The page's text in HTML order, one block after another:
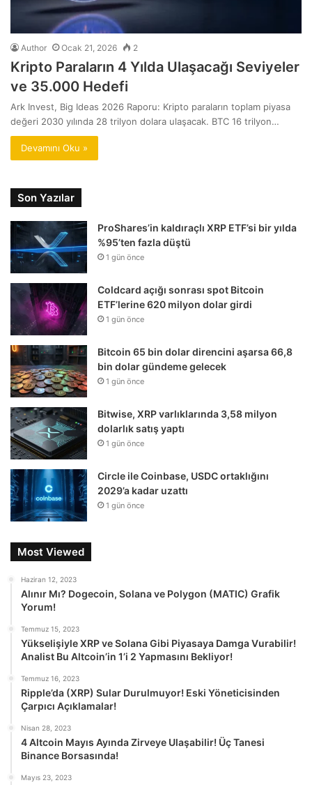
Author Ocak 21, 2026 2
Kripto Paraların 4 Yılda Ulaşacağı Seviyeler
ve 35.000 Hedefi
Ark Invest, Big Ideas 2026 Raporu: Kripto paraların toplam piyasa
değeri 2030 yılında 28 trilyon dolara ulaşacak. BTC 16 trilyon…
Devamını Oku »
Son Yazılar
ProShares’in kaldıraçlı XRP ETF’si bir yılda
%95’ten fazla düştü
1 gün önce
Coldcard açığı sonrası spot Bitcoin
ETF’lerine 620 milyon dolar girdi
1 gün önce
Bitcoin 65 bin dolar direncini aşarsa 66,8
bin dolar gündeme gelecek
1 gün önce
Bitwise, XRP varlıklarında 3,58 milyon
dolarlık satış yaptı
1 gün önce
Circle ile Coinbase, USDC ortaklığını
2029’a kadar uzattı
1 gün önce
Most Viewed
Haziran 12, 2023
Alınır Mı? Dogecoin, Solana ve Polygon (MATIC) Grafik
Yorum!
Temmuz 15, 2023
Yükselişiyle XRP ve Solana Gibi Piyasaya Damga Vurabilir!
Analist Bu Altcoin’in 1’i 2 Yapmasını Bekliyor!
Temmuz 16, 2023
Ripple’da (XRP) Sular Durulmuyor! Eski Yöneticisinden
Çarpıcı Açıklamalar!
Nisan 28, 2023
4 Altcoin Mayıs Ayında Zirveye Ulaşabilir! Üç Tanesi
Binance Borsasında!
Mayıs 23, 2023